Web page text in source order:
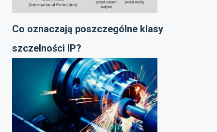
Co oznaczają poszczególne klasy
szczelności IP?